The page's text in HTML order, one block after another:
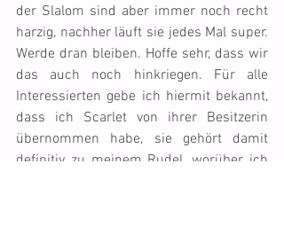
der Slalom sind aber immer noch recht
harzig, nachher läuft sie jedes Mal super.
Werde dran bleiben. Hoffe sehr, dass wir
das auch noch hinkriegen. Für alle
Interessierten gebe ich hiermit bekannt,
dass ich Scarlet von ihrer Besitzerin
übernommen habe, sie gehört damit
definitiv zu meinem Rudel, worüber ich